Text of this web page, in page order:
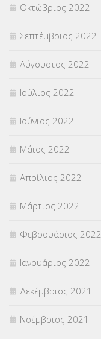
Οκτώβριος 2022
Σεπτέμβριος 2022
Αύγουστος 2022
Ιούλιος 2022
Ιούνιος 2022
Μάιος 2022
Απρίλιος 2022
Μάρτιος 2022
Φεβρουάριος 2022
Ιανουάριος 2022
Δεκέμβριος 2021
Νοέμβριος 2021